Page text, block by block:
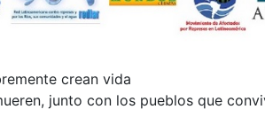
crean vida
junto con los pueblos que